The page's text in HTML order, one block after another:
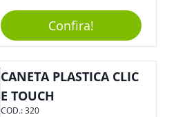
Confira!
CANETA PLASTICA CLIC
E TOUCH
COD.:320